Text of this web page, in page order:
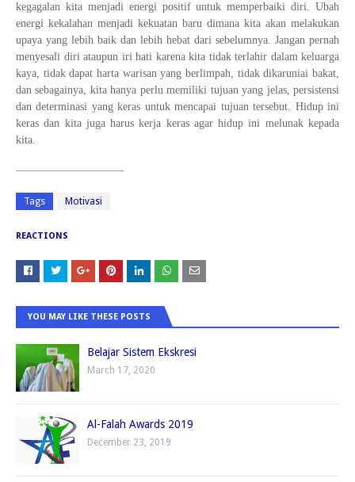
kegagalan kita menjadi energi positif untuk memperbaiki diri. Ubah
energi kekalahan menjadi kekuatan baru dimana kita akan melakukan
upaya yang lebih baik dan lebih hebat dari sebelumnya. Jangan pernah
menyesali diri ataupun iri hati karena kita tidak terlahir dalam keluarga
kaya, tidak dapat harta warisan yang berlimpah, tidak dikaruniai bakat,
dan sebagainya, kita hanya perlu memiliki tujuan yang jelas, persistensi
dan determinasi yang keras untuk mencapai tujuan tersebut. Hidup ini
keras dan kita juga harus kerja keras agar hidup ini melunak kepada
kita.
Tags Motivasi
REACTIONS
YOU MAY LIKE THESE POSTS
Belajar Sistem Ekskresi
March 17, 2020
Al-Falah Awards 2019
December 23, 2019